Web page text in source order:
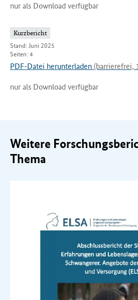
nur als Download verfügbar
Kurzbericht
Stand: Juni 2025
Seiten: 4
PDF-Datei herunterladen (barrierefrei,
nur als Download verfügbar
Weitere
Thema